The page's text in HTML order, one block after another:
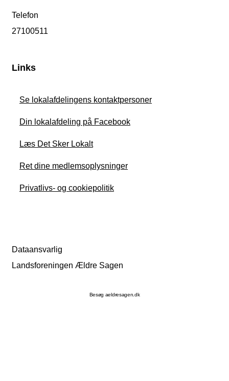
Telefon
27100511
Links
Se lokalafdelingens kontaktpersoner
Din lokalafdeling på Facebook
Læs Det Sker Lokalt
Ret dine medlemsoplysninger
Privatlivs- og cookiepolitik
Dataansvarlig
Landsforeningen Ældre Sagen
Besøg aeldresagen.dk